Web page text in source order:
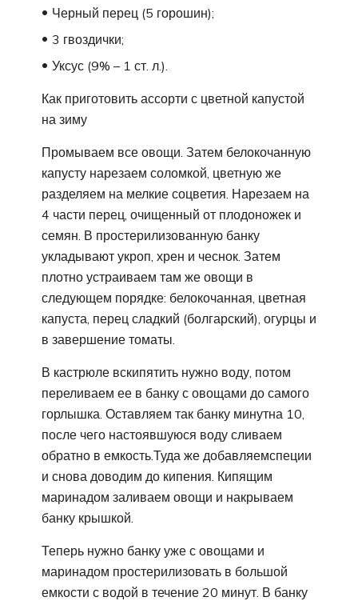
Черный перец (5 горошин);
3 гвоздички;
Уксус (9% – 1 ст. л.).
Как приготовить ассорти с цветной капустой
на зиму
Промываем все овощи. Затем белокочанную
капусту нарезаем соломкой, цветную же
разделяем на мелкие соцветия. Нарезаем на
4 части перец, очищенный от плодоножек и
семян. В простерилизованную банку
укладывают укроп, хрен и чеснок. Затем
плотно устраиваем там же овощи в
следующем порядке: белокочанная, цветная
капуста, перец сладкий (болгарский), огурцы и
в завершение томаты.
В кастрюле вскипятить нужно воду, потом
переливаем ее в банку с овощами до самого
горлышка. Оставляем так банку минутна 10,
после чего настоявшуюся воду сливаем
обратно в емкость.Туда же добавляемспеции
и снова доводим до кипения. Кипящим
маринадом заливаем овощи и накрываем
банку крышкой.
Теперь нужно банку уже с овощами и
маринадом простерилизовать в большой
емкости с водой в течение 20 минут. В банку